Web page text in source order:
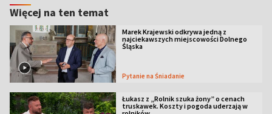
Więcej na ten temat
Marek Krajewski odkrywa jedną z
najciekawszych miejscowości Dolnego
Śląska
Pytanie na Śniadanie
Łukasz z „Rolnik szuka żony” o cenach
truskawek. Koszty i pogoda uderzają w